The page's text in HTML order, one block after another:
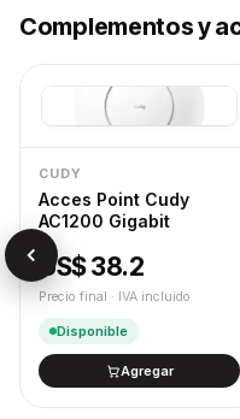
Complementos y
CUDY
Acces Point Cudy
AC1200 Gigabit
US$ 38.2
Precio final · IVA incluido
Disponible
Agregar